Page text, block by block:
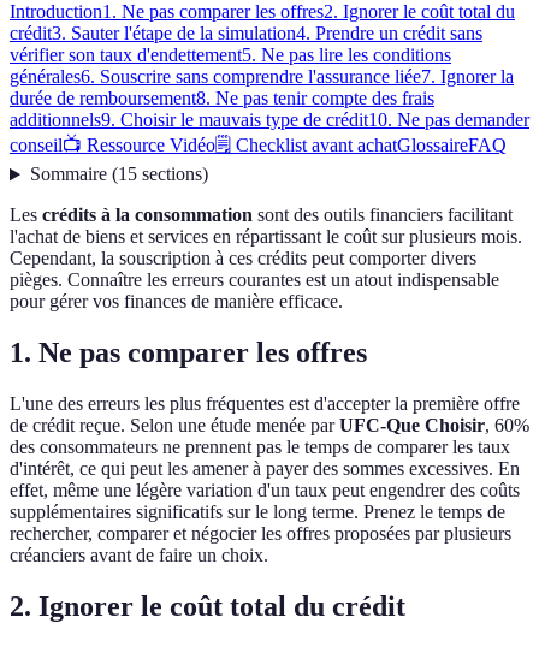
Introduction1. Ne pas comparer les offres2. Ignorer le coût total du
crédit3. Sauter l'étape de la simulation4. Prendre un crédit sans
vérifier son taux d'endettement5. Ne pas lire les conditions
générales6. Souscrire sans comprendre l'assurance liée7. Ignorer la
durée de remboursement8. Ne pas tenir compte des frais
additionnels9. Choisir le mauvais type de crédit10. Ne pas demander
conseil📺 Ressource Vidéo🗒️ Checklist avant achatGlossaireFAQ
Sommaire(15 sections)
Les crédits à la consommation sont des outils financiers facilitant
l'achat de biens et services en répartissant le coût sur plusieurs mois.
Cependant, la souscription à ces crédits peut comporter divers
pièges. Connaître les erreurs courantes est un atout indispensable
pour gérer vos finances de manière efficace.
1. Ne pas comparer les offres
L'une des erreurs les plus fréquentes est d'accepter la première offre
de crédit reçue. Selon une étude menée parUFC-Que Choisir, 60%
des consommateurs ne prennent pas le temps de comparer les taux
d'intérêt, ce qui peut les amener à payer des sommes excessives. En
effet, même une légère variation d'un taux peut engendrer des coûts
supplémentaires significatifs sur le long terme. Prenez le temps de
rechercher, comparer et négocier les offres proposées par plusieurs
créanciers avant de faire un choix.
2. Ignorer le coût total du crédit